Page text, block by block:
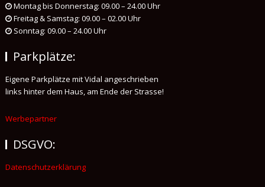
Montag bis Donnerstag: 09.00 – 24.00 Uhr
Freitag & Samstag: 09.00 – 02.00 Uhr
Sonntag: 09.00 – 24.00 Uhr
Parkplätze:
Eigene Parkplätze mit Vidal angeschrieben
links hinter dem Haus, am Ende der Strasse!
Werbepartner
DSGVO:
Datenschutzerklärung